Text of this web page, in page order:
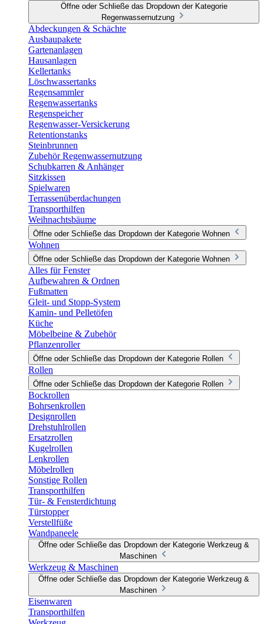
Öffne oder Schließe das Dropdown der Kategorie
Regenwassernutzung
Abdeckungen & Schächte
Ausbaupakete
Gartenanlagen
Hausanlagen
Kellertanks
Löschwassertanks
Regensammler
Regenwassertanks
Regenspeicher
Regenwasser-Versickerung
Retentionstanks
Steinbrunnen
Zubehör Regenwassernutzung
Schubkarren & Anhänger
Sitzkissen
Spielwaren
Terrassenüberdachungen
Transporthilfen
Weihnachtsbäume
Öffne oder Schließe das Dropdown der Kategorie Wohnen
Wohnen
Öffne oder Schließe das Dropdown der Kategorie Wohnen
Alles für Fenster
Aufbewahren & Ordnen
Fußmatten
Gleit- und Stopp-System
Kamin- und Pelletöfen
Küche
Möbelbeine & Zubehör
Pflanzenroller
Öffne oder Schließe das Dropdown der Kategorie Rollen
Rollen
Öffne oder Schließe das Dropdown der Kategorie Rollen
Bockrollen
Bohrsenkrollen
Designrollen
Drehstuhlrollen
Ersatzrollen
Kugelrollen
Lenkrollen
Möbelrollen
Sonstige Rollen
Transporthilfen
Tür- & Fensterdichtung
Türstopper
Verstellfüße
Wandpaneele
Öffne oder Schließe das Dropdown der Kategorie Werkzeug &
Maschinen
Werkzeug & Maschinen
Öffne oder Schließe das Dropdown der Kategorie Werkzeug &
Maschinen
Eisenwaren
Transporthilfen